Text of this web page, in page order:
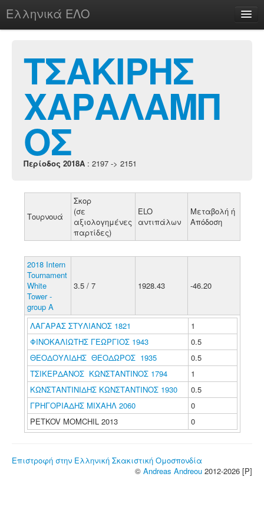
Ελληνικά ΕΛΟ
chesstu.be @ discord
Login
ΤΣΑΚΙΡΗΣ
ΧΑΡΑΛΑΜΠ
ΟΣ
Περίοδος 2018A : 2197 -> 2151
Τουρνουά
Σκορ
(σε
αξιολογημένες
παρτίδες)
ELO
αντιπάλων
Μεταβολή ή
Απόδοση
2018 Intern
Tournament
White
Tower -
group A
3.5 / 7 1928.43 -46.20
ΛΑΓΑΡΑΣ ΣΤΥΛΙΑΝΟΣ 1821
1
ΦΙΝΟΚΑΛΙΩΤΗΣ ΓΕΩΡΓΙΟΣ 1943
0.5
ΘΕΟΔΟΥΛΙΔΗΣ ΘΕΟΔΩΡΟΣ 1935
0.5
ΤΣΙΚΕΡΔΑΝΟΣ ΚΩΝΣΤΑΝΤΙΝΟΣ 1794
1
ΚΩΝΣΤΑΝΤΙΝΙΔΗΣ ΚΩΝΣΤΑΝΤΙΝΟΣ 1930
0.5
ΓΡΗΓΟΡΙΑΔΗΣ ΜΙΧΑΗΛ 2060
0
PETKOV MOMCHIL 2013
0
Επιστροφή στην Ελληνική Σκακιστική Ομοσπονδία
© Andreas Andreou 2012-2026 [P]